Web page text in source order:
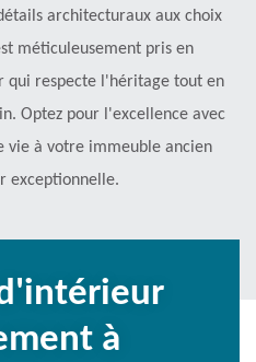
architecturaux aux choix
méticuleusement pris en
qui respecte l'héritage tout en
Optez pour l'excellence avec
vie à votre immeuble ancien
exceptionnelle.
à